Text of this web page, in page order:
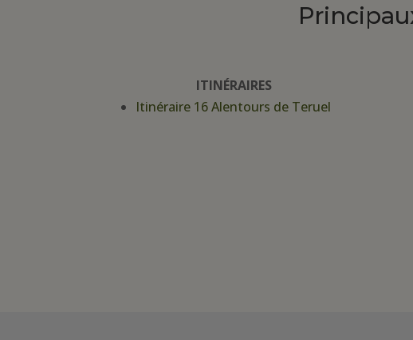
ITINÉRAIRES
Itinéraire 16 Alentours de Teruel